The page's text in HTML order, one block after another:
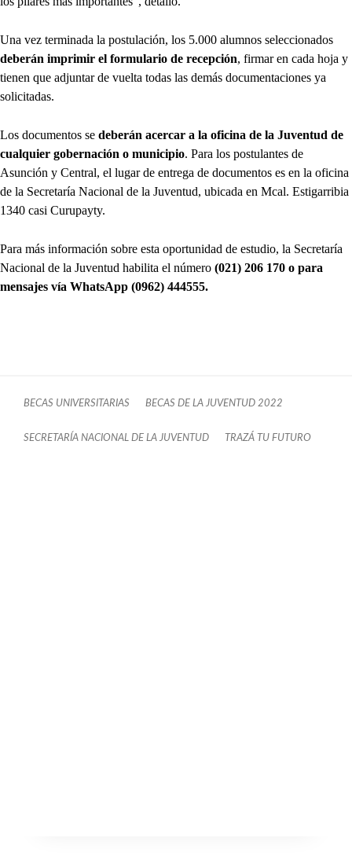
Una vez terminada la postulación, los 5.000 alumnos seleccionados
deberán imprimir el formulario de recepción, firmar en cada hoja y
tienen que adjuntar de vuelta todas las demás documentaciones ya
solicitadas.
Los documentos se deberán acercar a la oficina de la Juventud de
cualquier gobernación o municipio. Para los postulantes de
Asunción y Central, el lugar de entrega de documentos es en la oficina
de la Secretaría Nacional de la Juventud, ubicada en Mcal. Estigarribia
1340 casi Curupayty.
Para más información sobre esta oportunidad de estudio, la Secretaría
Nacional de la Juventud habilita el número (021) 206 170 o para
mensajes vía WhatsApp (0962) 444555.
BECAS UNIVERSITARIAS BECAS DE LA JUVENTUD 2022
SECRETARÍA NACIONAL DE LA JUVENTUD TRAZÁ TU FUTURO